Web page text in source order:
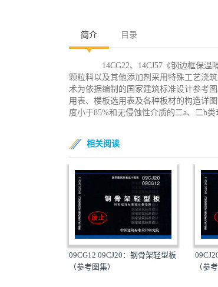
简介 目录
14CG22、14CJ57《钢边框保温
颗粒料以及其他添加剂采用特殊工艺浇
术为依据编制的国家建筑标准设计参
用表、楼板选用表及各种板材的构造
度小于85%和无侵蚀性介质的二a、二b
相关阅读
09CG12 09CJ20：钢骨架轻型板
（参考图集）
（参